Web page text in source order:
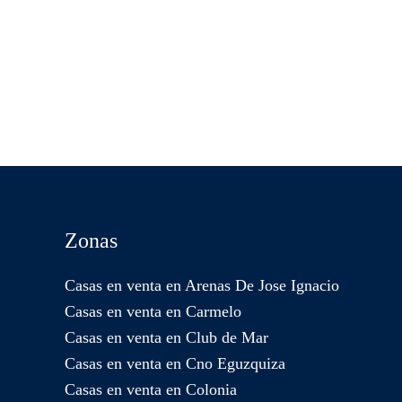
Zonas
Casas en venta en Arenas De Jose Ignacio
Casas en venta en Carmelo
Casas en venta en Club de Mar
Casas en venta en Cno Eguzquiza
Casas en venta en Colonia